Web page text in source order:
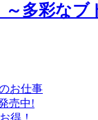
多彩なブ